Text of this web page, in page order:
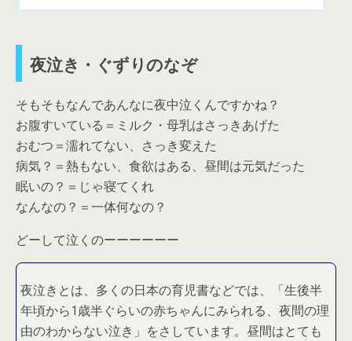
夜泣き・ぐずりのなぞ
そもそもなんであんなに夜中泣くんですかね？
お腹すいている＝ミルク・母乳はさっきあげた
おむつ＝濡れてない、さっき変えた
病気？＝熱もない、食欲はある、昼間は元気だった
眠いの？＝じゃ寝てくれ
なんなの？＝一体何なの？
どーして泣くのーーーーーー
夜泣きとは、多くの日本の育児書などでは、「生後半
年頃から1歳半ぐらいの赤ちゃんにみられる、夜間の理
由のわからない泣き」をさしています。昼間はとても